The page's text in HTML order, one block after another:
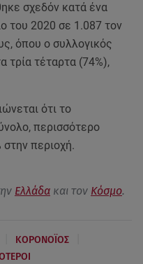
σχεδόν κατά ένα
του 2020 σε 1.087 τον
όπου ο συλλογικός
τρία τέταρτα (74%),
ότι το
περισσότερο
περιοχή.
Ελλάδα και τον Κόσμο.
ΚΟΡΟΝΟΪΟΣ